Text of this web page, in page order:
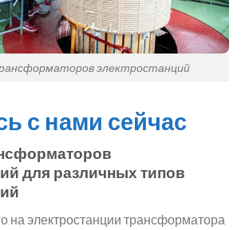
электростанций
с нами сейчас
для различных типов
на электростанции трансформатора